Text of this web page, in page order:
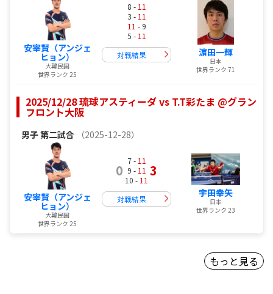
安宰賢（アンジェ
ヒョン）
大韓民国
世界ランク 25
8 - 11
3 - 11
11 - 9
5 - 11
対戦結果
濵田一輝
日本
世界ランク 71
2025/12/28 琉球アスティーダ vs T.T彩たま @グラン
フロント大阪
男子第二試合 （2025-12-28）
安宰賢（アンジェ
ヒョン）
大韓民国
世界ランク 25
0
7 - 11
9 - 11
10 - 11
3
対戦結果 宇田幸矢
日本
世界ランク 23
もっと見る